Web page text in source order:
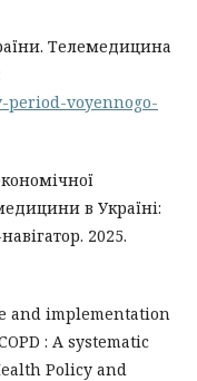
Телемедицина
period-voyennogo-
в Україні:
2025.
and implementation
: A systematic
Policy and